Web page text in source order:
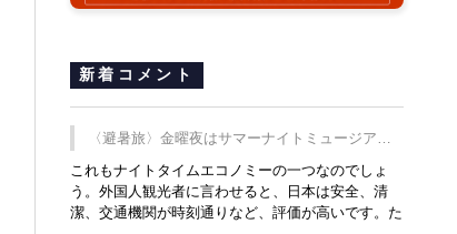
新着コメント
〈避暑旅〉金曜夜はサマーナイトミュージア
ム、都立6施設で
これもナイトタイムエコノミーの一つなのでしょ
う。外国人観光者に言わせると、日本は安全、清
潔、交通機関が時刻通りなど、評価が高いです。た